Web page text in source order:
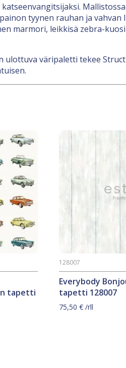
tyynen rauhan ja
marmori, leikkisä zebra-
väripaletti tekee
tapetti
Everybody
tapetti 128007
128007
75,50 €/rll